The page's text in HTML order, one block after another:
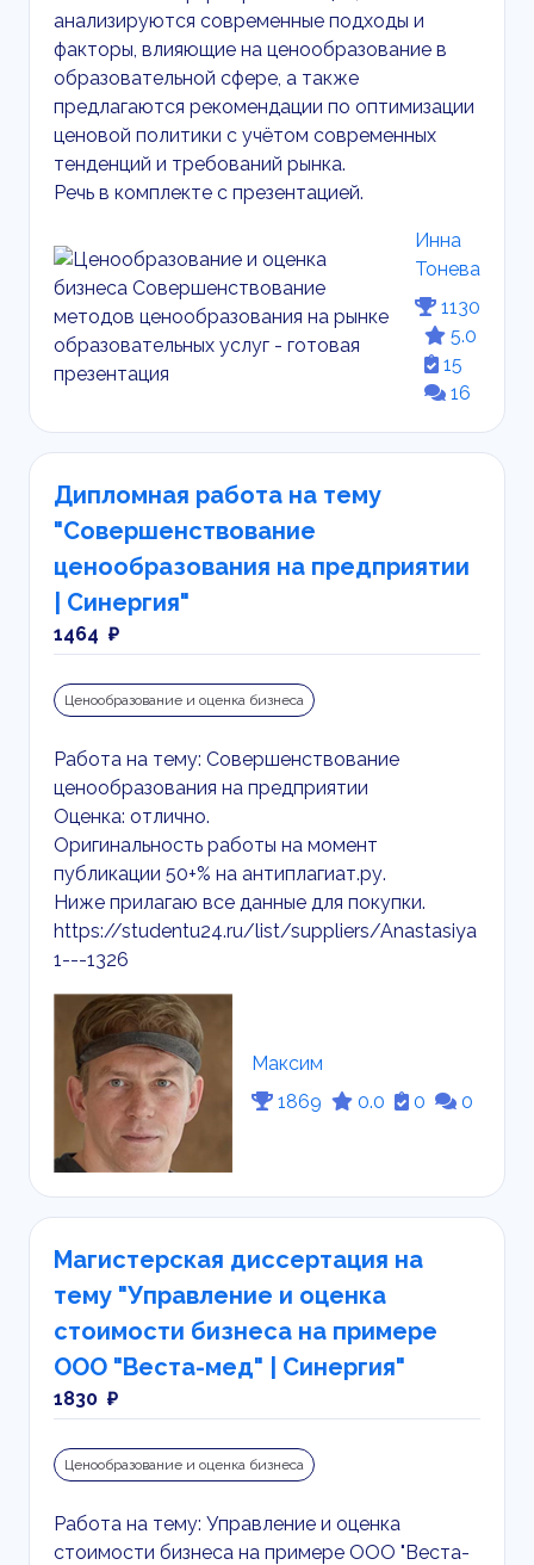
анализируются современные подходы и
факторы, влияющие на ценообразование в
образовательной сфере, а также
предлагаются рекомендации по оптимизации
ценовой политики с учётом современных
тенденций и требований рынка.
Речь в комплекте с презентацией.
Инна
Тонева
1130
5.0
15
16
Дипломная работа на тему
"Совершенствование
ценообразования на предприятии
| Синергия"
1464 ₽
Ценообразование и оценка бизнеса
Работа на тему: Совершенствование
ценообразования на предприятии
Оценка: отлично.
Оригинальность работы на момент
публикации 50+% на антиплагиат.ру.
Ниже прилагаю все данные для покупки.
https://studentu24.ru/list/suppliers/Anastasiya
1---1326
Максим
1869
0.0 0 0
Магистерская диссертация на
тему "Управление и оценка
стоимости бизнеса на примере
ООО "Веста-мед" | Синергия"
1830 ₽
Ценообразование и оценка бизнеса
Работа на тему: Управление и оценка
стоимости бизнеса на примере ООО "Веста-